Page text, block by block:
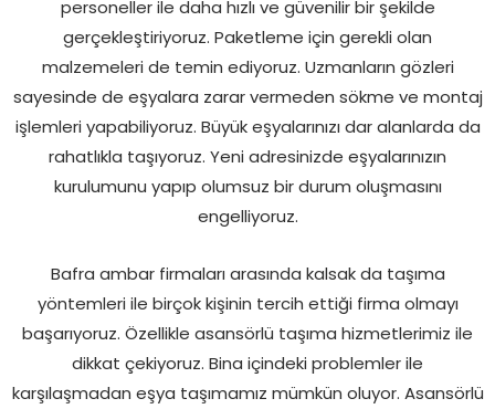
personeller ile daha hızlı ve güvenilir bir şekilde
gerçekleştiriyoruz. Paketleme için gerekli olan
malzemeleri de temin ediyoruz. Uzmanların gözleri
sayesinde de eşyalara zarar vermeden sökme ve montaj
işlemleri yapabiliyoruz. Büyük eşyalarınızı dar alanlarda da
rahatlıkla taşıyoruz. Yeni adresinizde eşyalarınızın
kurulumunu yapıp olumsuz bir durum oluşmasını
engelliyoruz.
Bafra ambar firmaları arasında kalsak da taşıma
yöntemleri ile birçok kişinin tercih ettiği firma olmayı
başarıyoruz. Özellikle asansörlü taşıma hizmetlerimiz ile
dikkat çekiyoruz. Bina içindeki problemler ile
karşılaşmadan eşya taşımamız mümkün oluyor. Asansörlü